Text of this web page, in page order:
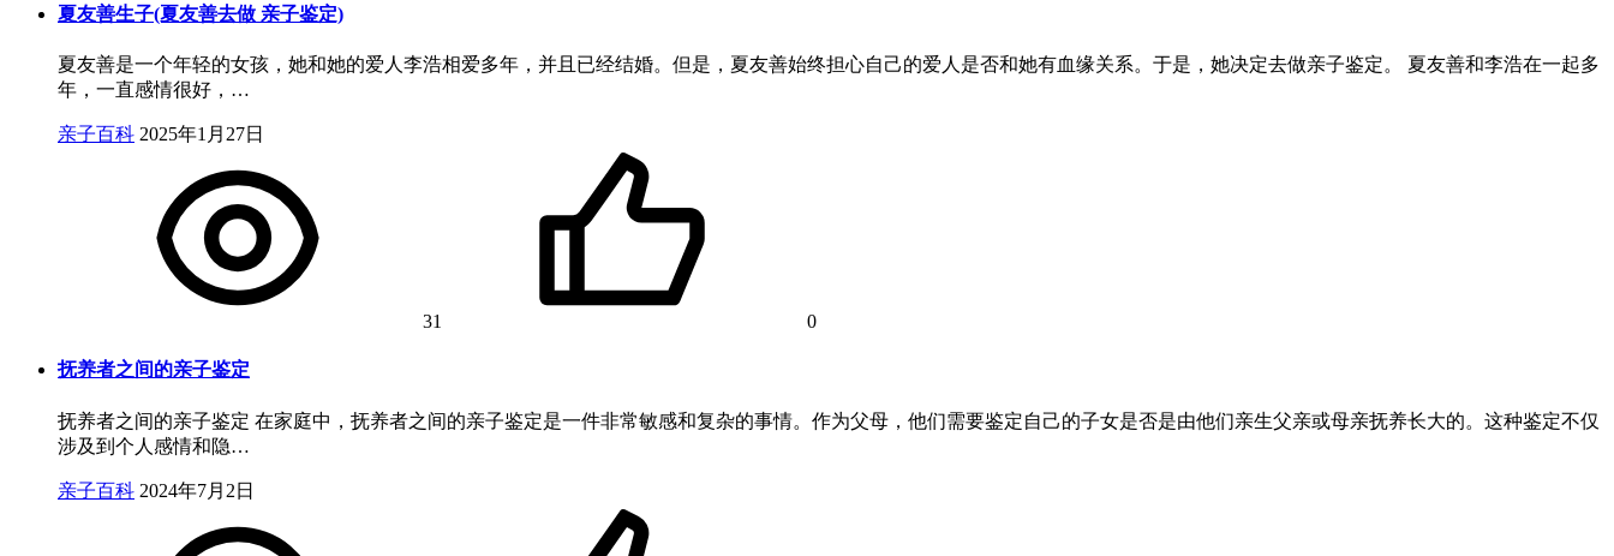
夏友善生子(夏友善去做 亲子鉴定)
夏友善是一个年轻的女孩，她和她的爱人李浩相爱多年，并且已经结婚。但是，夏友善始终担心自己的爱人是否和她有血缘关系。于是，她决定去做亲子鉴定。 夏友善和李浩在一起多
年，一直感情很好，…
亲子百科 2025年1月27日
31 0
抚养者之间的亲子鉴定
抚养者之间的亲子鉴定 在家庭中，抚养者之间的亲子鉴定是一件非常敏感和复杂的事情。作为父母，他们需要鉴定自己的子女是否是由他们亲生父亲或母亲抚养长大的。这种鉴定不仅
涉及到个人感情和隐…
亲子百科 2024年7月2日